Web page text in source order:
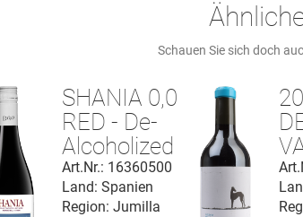
Schauen Sie sich doch
SHANIA 0,0
RED - De-
Alcoholized
Art.Nr.: 16360500
Region: Jumilla
Land: Spanien